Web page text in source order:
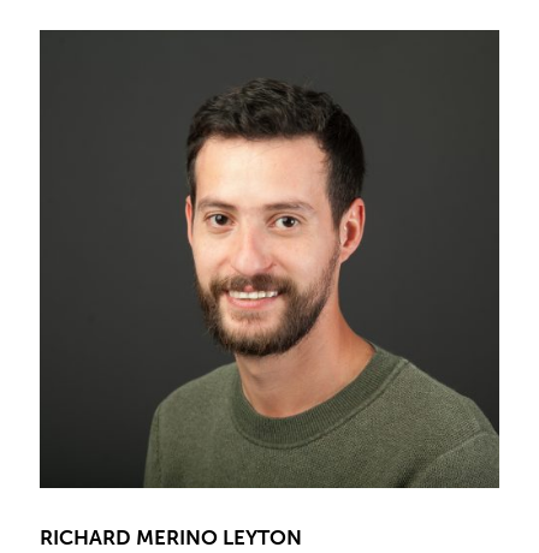
RICHARD MERINO LEYTON